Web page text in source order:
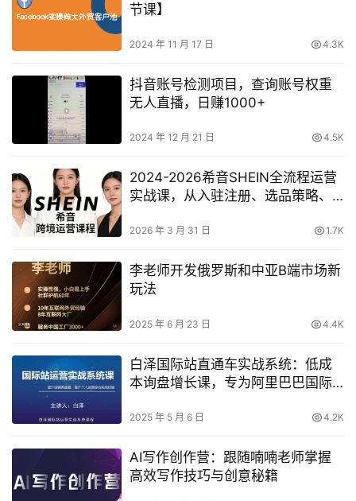
节课】
2024 年 11 月 17 日 4.3K
抖音账号检测项目，查询账号权重
无人直播，日赚1000+
2024 年 12 月 21 日 4.5K
2024-2026希音SHEIN全流程运营
实战课，从入驻注册、选品策略、
风险规避
2026 年 3 月 31 日 1.7K
李老师开发俄罗斯和中亚B端市场新
玩法
2025 年 6 月 23 日 4.4K
白泽国际站直通车实战系统：低成
本询盘增长课，专为阿里巴巴国际
2025 年 5 月 6 日 4.2K
AI写作创作营：跟随喃喃老师掌握
高效写作技巧与创意秘籍